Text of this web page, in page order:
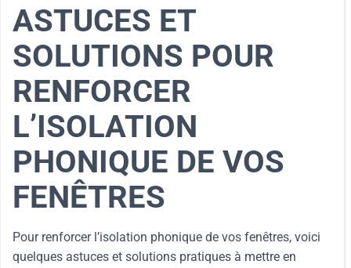
ASTUCES ET
SOLUTIONS POUR
RENFORCER
L’ISOLATION
PHONIQUE DE VOS
FENÊTRES
Pour renforcer l’isolation phonique de vos fenêtres, voici
quelques astuces et solutions pratiques à mettre en